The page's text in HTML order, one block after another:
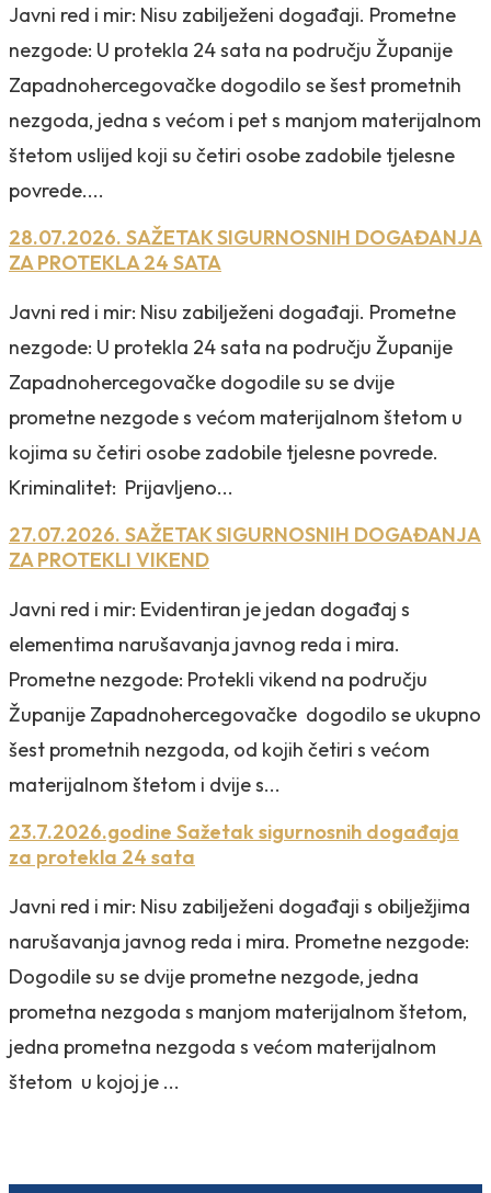
Javni red i mir: Nisu zabilježeni događaji. Prometne
nezgode: U protekla 24 sata na području Županije
Zapadnohercegovačke dogodilo se šest prometnih
nezgoda, jedna s većom i pet s manjom materijalnom
štetom uslijed koji su četiri osobe zadobile tjelesne
povrede....
28.07.2026. SAŽETAK SIGURNOSNIH DOGAĐANJA
ZA PROTEKLA 24 SATA
Javni red i mir: Nisu zabilježeni događaji. Prometne
nezgode: U protekla 24 sata na području Županije
Zapadnohercegovačke dogodile su se dvije
prometne nezgode s većom materijalnom štetom u
kojima su četiri osobe zadobile tjelesne povrede.
Kriminalitet: Prijavljeno...
27.07.2026. SAŽETAK SIGURNOSNIH DOGAĐANJA
ZA PROTEKLI VIKEND
Javni red i mir: Evidentiran je jedan događaj s
elementima narušavanja javnog reda i mira.
Prometne nezgode: Protekli vikend na području
Županije Zapadnohercegovačke dogodilo se ukupno
šest prometnih nezgoda, od kojih četiri s većom
materijalnom štetom i dvije s...
23.7.2026.godine Sažetak sigurnosnih događaja
za protekla 24 sata
Javni red i mir: Nisu zabilježeni događaji s obilježjima
narušavanja javnog reda i mira. Prometne nezgode:
Dogodile su se dvije prometne nezgode, jedna
prometna nezgoda s manjom materijalnom štetom,
jedna prometna nezgoda s većom materijalnom
štetom u kojoj je ...